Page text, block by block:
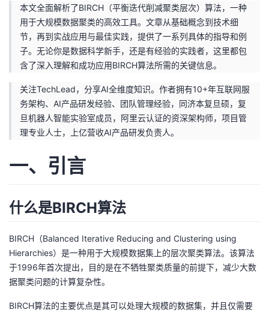
页
开
发
者
我
的
我
坛
圈
子
的
直
播
我
的
活
我
的
我
本文全面解析了BIRCH（平衡迭代削减聚类层次）算法，一种
用于大规模数据聚类的高效工具。文章从基础概念到技术细
节，再到实战应用与最佳实践，提供了一系列具体的指导和例
子。无论你是数据科学新手，还是有经验的实践者，这里都包
含了深入理解和成功应用BIRCH算法所需的关键信息。
关注TechLead，分享AI全维度知识。作者拥有10+年互联网服
务架构、AI产品研发经验、团队管理经验，同济本复旦硕，复
旦机器人智能实验室成员，阿里云认证的资深架构师，项目管
理专业人士，上亿营收AI产品研发负责人。
一、引言
什么是BIRCH算法
BIRCH（Balanced Iterative Reducing and Clustering using
Hierarchies）是一种用于大规模数据集上的层次聚类算法。该算法
于1996年首次提出，目的是在不牺牲聚类质量的前提下，减少大数
据聚类问题的计算复杂性。
BIRCH算法的主要优点是其可以处理大规模的数据集，并且仅需要